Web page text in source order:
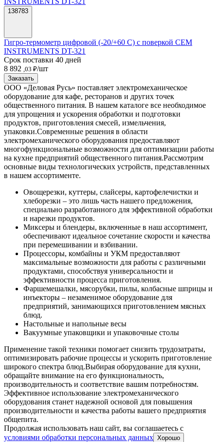
138783
Гигро-термометр цифровой (-20/+60 С) с поверкой CEM
INSTRUMENTS DT-321
Срок поставки 40 дней
8 892 ,03 ₽/шт
Заказать
ООО «Деловая Русь» поставляет электромеханическое
оборудование для кафе, ресторанов и других точек
общественного питания. В нашем каталоге все необходимое
для упрощения и ускорения обработки и подготовки
продуктов, приготовления смесей, измельчения,
упаковки.Современные решения в области
электромеханического оборудования предоставляют
многофункциональные возможности для оптимизации работы
на кухне предприятий общественного питания.Рассмотрим
основные виды технологических устройств, представленных
в нашем ассортименте.
Овощерезки, куттеры, слайсеры, картофелечистки и
хлеборезки – это лишь часть нашего предложения,
специально разработанного для эффективной обработки
и нарезки продуктов.
Миксеры и блендеры, включенные в наш ассортимент,
обеспечивают идеальное сочетание скорости и качества
при перемешивании и взбивании.
Процессоры, комбайны и УКМ предоставляют
максимальные возможности для работы с различными
продуктами, способствуя универсальности и
эффективности процесса приготовления.
Фаршемешалки, мясорубки, пилы, колбасные шприцы и
инъекторы – незаменимое оборудование для
предприятий, занимающихся приготовлением мясных
блюд.
Настольные и напольные весы
Вакуумные упаковщики и упаковочные столы
Применение такой техники помогает снизить трудозатраты,
оптимизировать рабочие процессы и ускорить приготовление
широкого спектра блюд.Выбирая оборудование для кухни,
обращайте внимание на его функциональность,
производительность и соответствие вашим потребностям.
Эффективное использование электромеханического
оборудования станет надежной основой для повышения
производительности и качества работы вашего предприятия
общепита.
Продолжая использовать наш сайт, вы соглашаетесь c
условиями обработки персональных данных Хорошо